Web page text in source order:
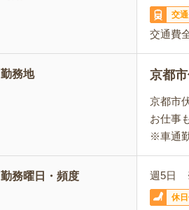
交
交通費
勤務地 京都
京都市
お仕事
※車通
勤務曜日・頻度 週5日
休